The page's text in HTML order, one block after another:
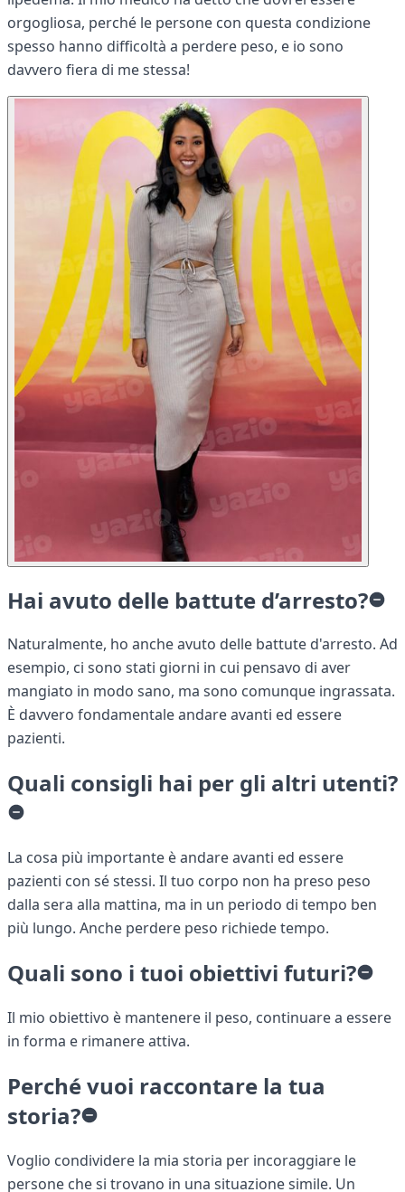
orgogliosa, perché le persone con questa condizione
spesso hanno difficoltà a perdere peso, e io sono
davvero fiera di me stessa!
Hai avuto delle battute d’arresto?
Naturalmente, ho anche avuto delle battute d'arresto. Ad
esempio, ci sono stati giorni in cui pensavo di aver
mangiato in modo sano, ma sono comunque ingrassata.
È davvero fondamentale andare avanti ed essere
pazienti.
Quali consigli hai per gli altri utenti?
La cosa più importante è andare avanti ed essere
pazienti con sé stessi. Il tuo corpo non ha preso peso
dalla sera alla mattina, ma in un periodo di tempo ben
più lungo. Anche perdere peso richiede tempo.
Quali sono i tuoi obiettivi futuri?
Il mio obiettivo è mantenere il peso, continuare a essere
in forma e rimanere attiva.
Perché vuoi raccontare la tua
storia?
Voglio condividere la mia storia per incoraggiare le
persone che si trovano in una situazione simile. Un